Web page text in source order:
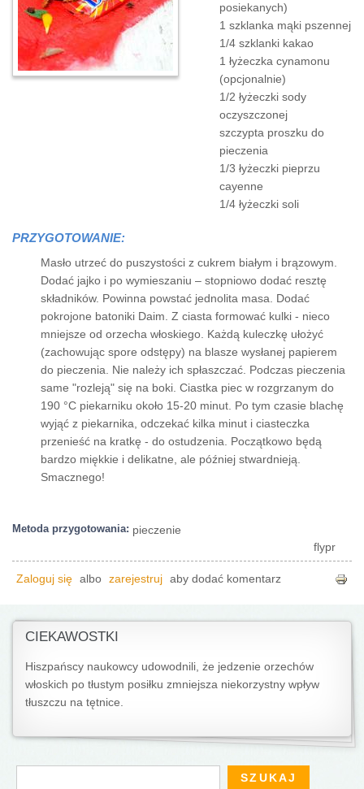
posiekanych)
1 szklanka mąki pszennej
1/4 szklanki kakao
1 łyżeczka cynamonu
(opcjonalnie)
1/2 łyżeczki sody
oczyszczonej
szczypta proszku do
pieczenia
1/3 łyżeczki pieprzu
cayenne
1/4 łyżeczki soli
PRZYGOTOWANIE:
Masło utrzeć do puszystości z cukrem białym i brązowym.
Dodać jajko i po wymieszaniu – stopniowo dodać resztę
składników. Powinna powstać jednolita masa. Dodać
pokrojone batoniki Daim. Z ciasta formować kulki - nieco
mniejsze od orzecha włoskiego. Każdą kuleczkę ułożyć
(zachowując spore odstępy) na blasze wysłanej papierem
do pieczenia. Nie należy ich spłaszczać. Podczas pieczenia
same "rozleją" się na boki. Ciastka piec w rozgrzanym do
190 °C piekarniku około 15-20 minut. Po tym czasie blachę
wyjąć z piekarnika, odczekać kilka minut i ciasteczka
przenieść na kratkę - do ostudzenia. Początkowo będą
bardzo miękkie i delikatne, ale później stwardnieją.
Smacznego!
Metoda przygotowania: pieczenie
flypr
Zaloguj się albo zarejestruj aby dodać komentarz
CIEKAWOSTKI
Hiszpańscy naukowcy udowodnili, że jedzenie orzechów
włoskich po tłustym posiłku zmniejsza niekorzystny wpływ
tłuszczu na tętnice.
Formularz wyszukiwania
Szukaj